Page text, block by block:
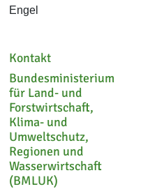
Engel
Kontakt
Bundesministerium
für Land- und
Forstwirtschaft,
Klima- und
Umweltschutz,
Regionen und
Wasserwirtschaft
(BMLUK)